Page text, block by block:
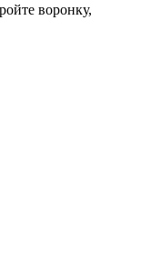
воронку,